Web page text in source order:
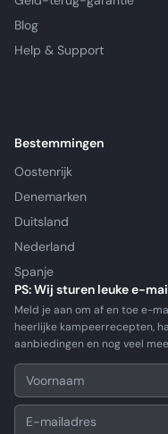
Blog
Help & Support
Bestemmingen
Oostenrijk
Denemarken
Duitsland
Nederland
Spanje
PS: Wij sturen leuke e-
Meld je aan om af en toe e-
heerlijke kampeerrecepten,
aanbiedingen en nog veel